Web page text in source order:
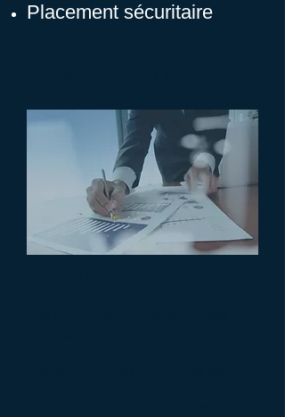
Placement sécuritaire
approche globale :